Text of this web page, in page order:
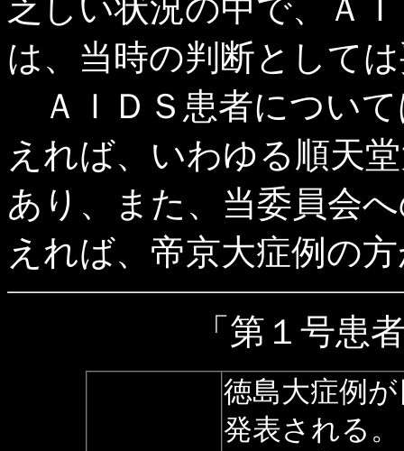
乏しい状況の中で、Ａ
は、当時の判断として
ＡＩＤＳ患者につい
えれば、いわゆる順天
あり、また、当委員会
えれば、帝京大症例の
「第１号患
徳島大症例
発表される